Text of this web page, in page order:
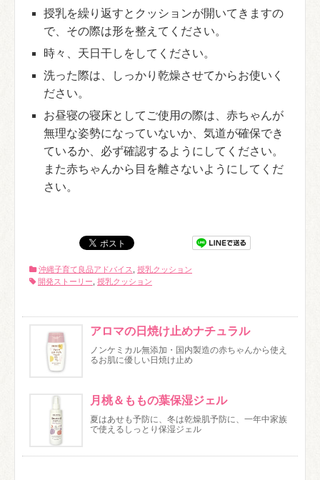
授乳を繰り返すとクッションが開いてきますの
で、その際は形を整えてください。
時々、天日干しをしてください。
洗った際は、しっかり乾燥させてからお使いく
ださい。
お昼寝の寝床としてご使用の際は、赤ちゃんが
無理な姿勢になっていないか、気道が確保でき
ているか、必ず確認するようにしてください。
また赤ちゃんから目を離さないようにしてくだ
さい。
沖縄子育て良品アドバイス
授乳クッション
開発ストーリー 授乳クッション
アロマの日焼け止めナチュラル
ノンケミカル無添加・国内製造の赤ちゃんから使え
るお肌に優しい日焼け止め
月桃＆ももの葉保湿ジェル
夏はあせも予防に、冬は乾燥肌予防に、一年中家族
で使えるしっとり保湿ジェル